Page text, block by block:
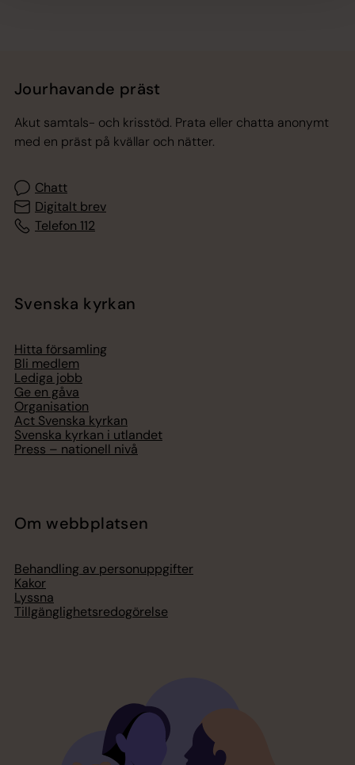
Jourhavande präst
Akut samtals- och krisstöd. Prata eller chatta anonymt
med en präst på kvällar och nätter.
Chatt
Digitalt brev
Telefon 112
Svenska kyrkan
Hitta församling
Bli medlem
Lediga jobb
Ge en gåva
Organisation
Act Svenska kyrkan
Svenska kyrkan i utlandet
Press – nationell nivå
Om webbplatsen
Behandling av personuppgifter
Kakor
Lyssna
Tillgänglighetsredogörelse